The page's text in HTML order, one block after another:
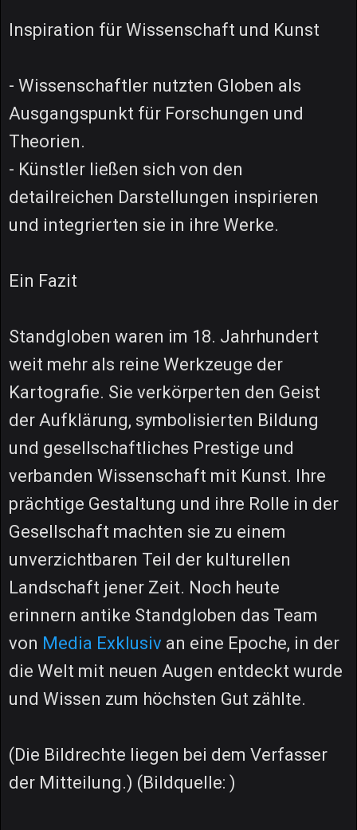
Inspiration für Wissenschaft und Kunst
- Wissenschaftler nutzten Globen als
Ausgangspunkt für Forschungen und
Theorien.
- Künstler ließen sich von den
detailreichen Darstellungen inspirieren
und integrierten sie in ihre Werke.
Ein Fazit
Standgloben waren im 18. Jahrhundert
weit mehr als reine Werkzeuge der
Kartografie. Sie verkörperten den Geist
der Aufklärung, symbolisierten Bildung
und gesellschaftliches Prestige und
verbanden Wissenschaft mit Kunst. Ihre
prächtige Gestaltung und ihre Rolle in der
Gesellschaft machten sie zu einem
unverzichtbaren Teil der kulturellen
Landschaft jener Zeit. Noch heute
erinnern antike Standgloben das Team
von Media Exklusiv an eine Epoche, in der
die Welt mit neuen Augen entdeckt wurde
und Wissen zum höchsten Gut zählte.
(Die Bildrechte liegen bei dem Verfasser
der Mitteilung.) (Bildquelle: )